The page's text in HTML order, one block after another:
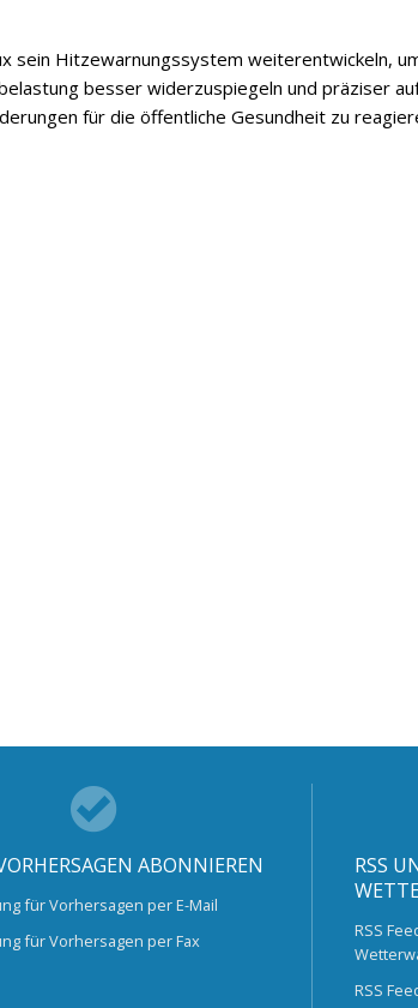
sein Hitzewarnungssystem weiterentwickeln,
besser widerzuspiegeln und präziser
für die öffentliche Gesundheit zu
ABONNIEREN
für Vorhersagen per E-Mail
für Vorhersagen per Fax
RSS
RSS
RSS